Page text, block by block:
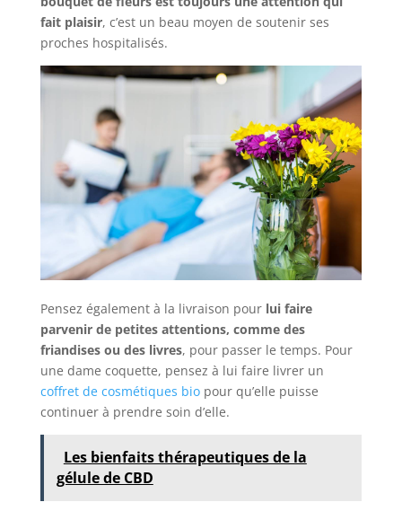
fait plaisir, c’est un beau moyen de soutenir ses
proches hospitalisés.
Pensez également à la livraison pour lui faire
parvenir de petites attentions, comme des
friandises ou des livres, pour passer le temps. Pour
une dame coquette, pensez à lui faire livrer un
coffret de cosmétiques biopour qu’elle puisse
continuer à prendre soin d’elle.
Les bienfaits thérapeutiques de la
gélule de CBD